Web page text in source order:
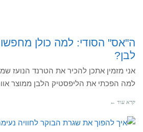
ה"אס" הסודי: למה כולן
לבן?
למה הפכתי את הליפסטיק הלבן ממוצר
קרא עוד ←